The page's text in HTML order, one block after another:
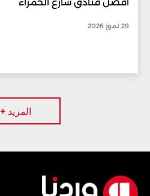
29 تموز 2026
المزيد +